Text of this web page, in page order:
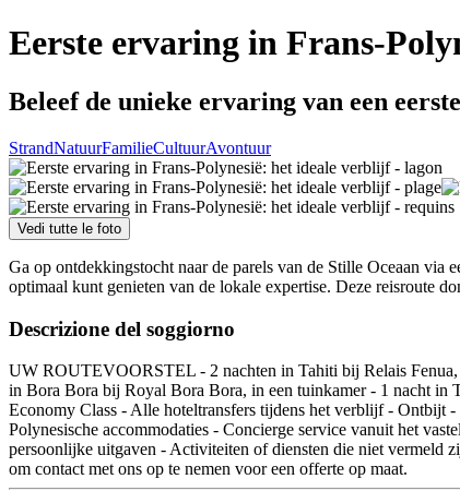
Eerste ervaring in Frans-
Beleef de unieke ervaring van een
StrandNatuurFamilieCultuurAvontuur
Vedi tutte le foto
Ga op ontdekkingstocht naar de parels van de Stille Oceaan via
optimaal kunt genieten van de lokale expertise. Deze reisroute
Descrizione del soggiorno
UW ROUTEVOORSTEL - 2 nachten in Tahiti bij Relais
in Bora Bora bij Royal Bora Bora, in een tuinkamer - 1 nacht
Economy Class - Alle hoteltransfers tijdens het verblijf - Ontbijt
Polynesische accommodaties - Concierge service vanuit het
persoonlijke uitgaven - Activiteiten of diensten die niet vermeld
om contact met ons op te nemen voor een offerte op maat.